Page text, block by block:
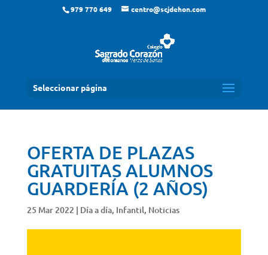
979 770 649 centro@scjdehon.com
Seleccionar página
OFERTA DE PLAZAS
GRATUITAS ALUMNOS
GUARDERÍA (2 AÑOS)
25 Mar 2022 | Día a día, Infantil, Noticias